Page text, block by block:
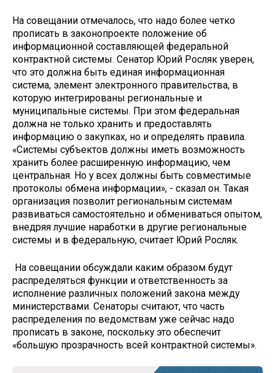
На совещании отмечалось, что надо более четко
прописать в законопроекте положение об
информационной составляющей федеральной
контрактной системы. Сенатор Юрий Росляк уверен,
что это должна быть единая информационная
система, элемент электронного правительства, в
которую интегрированы региональные и
муниципальные системы. При этом федеральная
должна не только хранить и предоставлять
информацию о закупках, но и определять правила.
«Системы субъектов должны иметь возможность
хранить более расширенную информацию, чем
центральная. Но у всех должны быть совместимые
протоколы обмена информации», - сказал он. Такая
организация позволит региональным системам
развиваться самостоятельно и обмениваться опытом,
внедряя лучшие наработки в другие региональные
системы и в федеральную, считает Юрий Росляк.
На совещании обсуждали каким образом будут
распределяться функции и ответственность за
исполнение различных положений закона между
министерствами. Сенаторы считают, что часть
распределения по ведомствам уже сейчас надо
прописать в законе, поскольку это обеспечит
«большую прозрачность всей контрактной системы».